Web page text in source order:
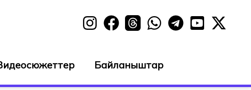
Байланыштар